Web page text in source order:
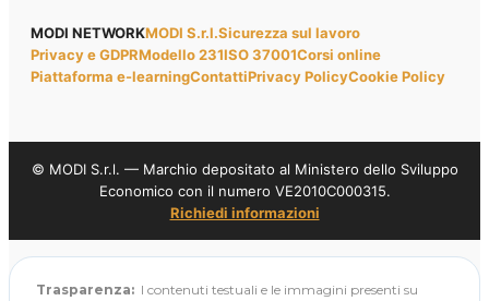
MODI NETWORKMODI S.r.l.Sicurezza sul lavoro
Privacy e GDPRModello 231ISO 37001Corsi online
Piattaforma e-learningContattiPrivacy PolicyCookie Policy
© MODI S.r.l. — Marchio depositato al Ministero dello Sviluppo
Economico con il numero VE2010C000315.
Richiedi informazioni
Trasparenza: I contenuti testuali e le immagini presenti su